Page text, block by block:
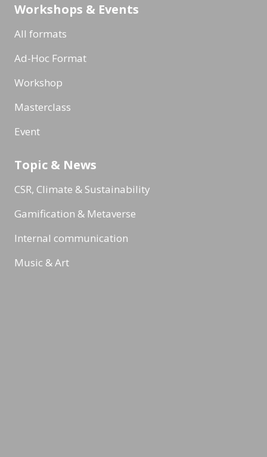
Workshops & Events
All formats
Ad-Hoc Format
Workshop
Masterclass
Event
Topic & News
CSR, Climate & Sustainability
Gamification & Metaverse
Internal communication
Music & Art